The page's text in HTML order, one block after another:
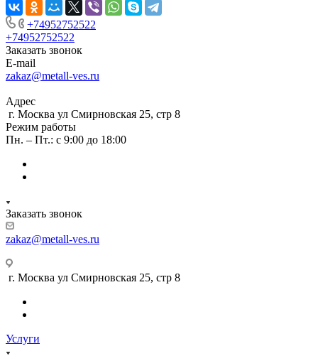
+74952752522
+74952752522
Заказать звонок
E-mail
zakaz@metall-ves.ru
Адрес
г. Москва ул Смирновская 25, стр 8
Режим работы
Пн. – Пт.: с 9:00 до 18:00
Заказать звонок
zakaz@metall-ves.ru
г. Москва ул Смирновская 25, стр 8
Услуги